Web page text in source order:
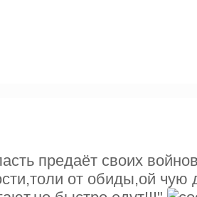
предаёт своих войнов
от обиды,ой чую